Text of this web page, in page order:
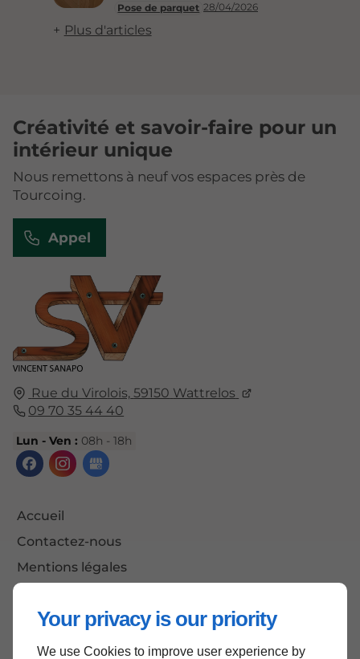
Your privacy is our priority
We use Cookies to improve user experience by
Pose de parquet 28/04/2026
Plus d'articles
Rue du Virolois, 59150 Wattrelos
09 70 35 44 40
Lun - Ven : 08h - 18h
Accueil
Contactez-nous
Mentions légales
Créativité et savoir-faire pour un
intérieur unique
Nous remettons à neuf vos espaces près de
Tourcoing.
Appel